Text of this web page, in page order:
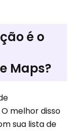
é o
Maps?
melhor disso
sua lista de